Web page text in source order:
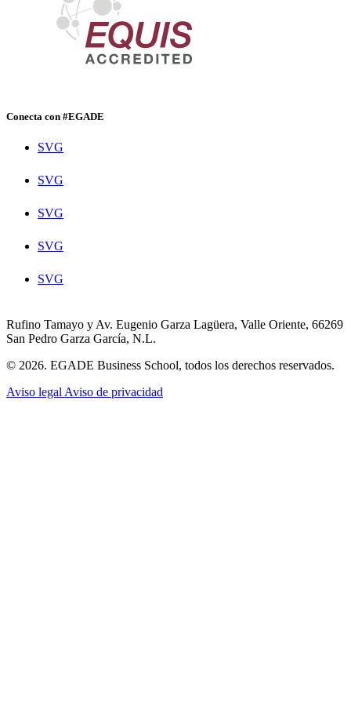
Conecta con #EGADE
SVG
SVG
SVG
SVG
SVG
Rufino Tamayo y Av. Eugenio Garza Lagüera, Valle Oriente, 66269
San Pedro Garza García, N.L.
© 2026. EGADE Business School, todos los derechos reservados.
Aviso legal Aviso de privacidad